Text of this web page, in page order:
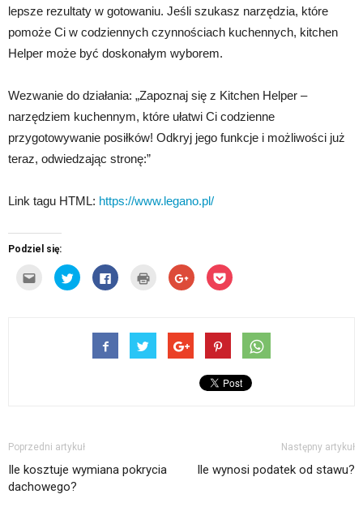
lepsze rezultaty w gotowaniu. Jeśli szukasz narzędzia, które
pomoże Ci w codziennych czynnościach kuchennych, kitchen
Helper może być doskonałym wyborem.
Wezwanie do działania: „Zapoznaj się z Kitchen Helper –
narzędziem kuchennym, które ułatwi Ci codzienne
przygotowywanie posiłków! Odkryj jego funkcje i możliwości już
teraz, odwiedzając stronę:”
Link tagu HTML: https://www.legano.pl/
Podziel się:
Kliknij,
wysłać
Udostępnij
na
Twitterze(Otwiera
oknie)
Click
to
w
nowym
oknie)
Kliknij
wydrukować(Otwiera
oknie)
Click
to
share
się
w
nowym
oknie)
Click
to
w
nowym
oknie)
Poprzedni artykuł
Ile kosztuje wymiana pokrycia
dachowego?
Następny artykuł
Ile wynosi podatek od stawu?